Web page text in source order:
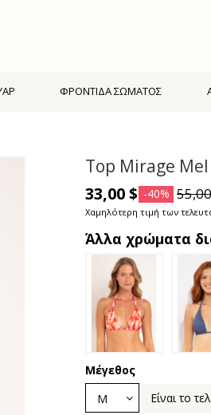
ΦΡΟΝΤΙΔΑ ΣΩΜΑΤΟΣ
Top Mirage Mel
33,00 $ -40%
Χαμηλότερη τιμή των
Άλλα χρώματα
Μέγεθος
Είναι το